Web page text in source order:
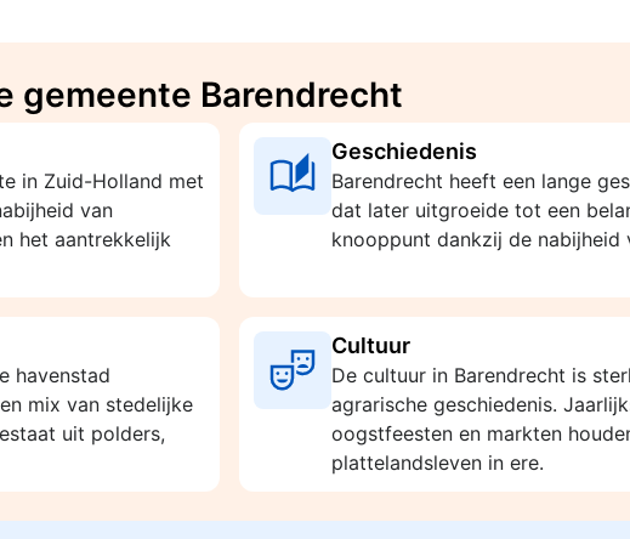
gemeente Barendrecht
in Zuid-Holland met
van
het aantrekkelijk
Geschiedenis
Barendrecht heeft een lange
dat later uitgroeide tot een
knooppunt dankzij de nabijheid
havenstad
mix van stedelijke
uit polders,
Cultuur
De cultuur in Barendrecht is
agrarische geschiedenis.
oogstfeesten en markten
plattelandsleven in ere.